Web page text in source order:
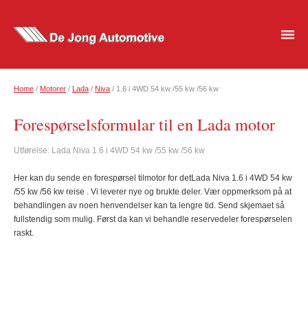
Home / Motorer / Lada / Niva / 1.6 i 4WD 54 kw /55 kw /56 kw
Forespørselsformular til en Lada motor
Utførelse: Lada Niva 1.6 i 4WD 54 kw /55 kw /56 kw
Her kan du sende en forespørsel til motor for detLada Niva 1.6 i 4WD 54 kw
/55 kw /56 kw reise . Vi leverer nye og brukte deler. Vær oppmerksom på at
behandlingen av noen henvendelser kan ta lengre tid. Send skjemaet så
fullstendig som mulig. Først da kan vi behandle reservedeler forespørselen
raskt.